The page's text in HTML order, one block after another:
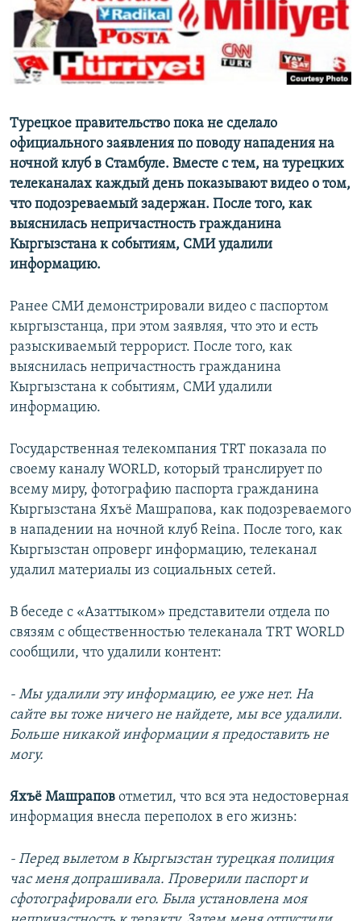
Турецкое правительство пока не сделало
официального заявления по поводу нападения на
ночной клуб в Стамбуле. Вместе с тем, на турецких
телеканалах каждый день показывают видео о том,
что подозреваемый задержан. После того, как
выяснилась непричастность гражданина
Кыргызстана к событиям, СМИ удалили
информацию.
Ранее СМИ демонстрировали видео с паспортом
кыргызстанца, при этом заявляя, что это и есть
разыскиваемый террорист. После того, как
выяснилась непричастность гражданина
Кыргызстана к событиям, СМИ удалили
информацию.
Государственная телекомпания TRT показала по
своему каналу WORLD, который транслирует по
всему миру, фотографию паспорта гражданина
Кыргызстана Яхъё Машрапова, как подозреваемого
в нападении на ночной клуб Reina. После того, как
Кыргызстан опроверг информацию, телеканал
удалил материалы из социальных сетей.
В беседе с «Азаттыком» представители отдела по
связям с общественностью телеканала ТRТ WORLD
сообщили, что удалили контент:
- Мы удалили эту информацию, ее уже нет. На
сайте вы тоже ничего не найдете, мы все удалили.
Больше никакой информации я предоставить не
могу.
Яхъё Машрапов отметил, что вся эта недостоверная
информация внесла переполох в его жизнь:
- Перед вылетом в Кыргызстан турецкая полиция
час меня допрашивала. Проверили паспорт и
сфотографировали его. Была установлена моя